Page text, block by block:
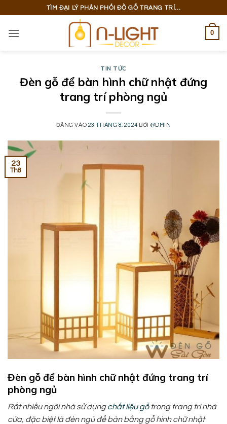
nội
TÌM ĐẠI LÝ PHÂN PHỐI ĐỒ GỖ TRANG TRÍ...
0
TIN TỨC
Đèn gỗ để bàn hình chữ nhật đứng
trang trí phòng ngủ
ĐĂNG VÀO 23 THÁNG 8, 2024 BỞI @DMIN
23
Th8
Đèn gỗ để bàn hình chữ nhật đứng trang trí
phòng ngủ
Rất nhiều ngôi nhà sử dụngchất liệu gỗtrong trang trí nhà
cửa, đặc biệt là đèn ngủ để bàn bằng gỗ hình chữ nhật